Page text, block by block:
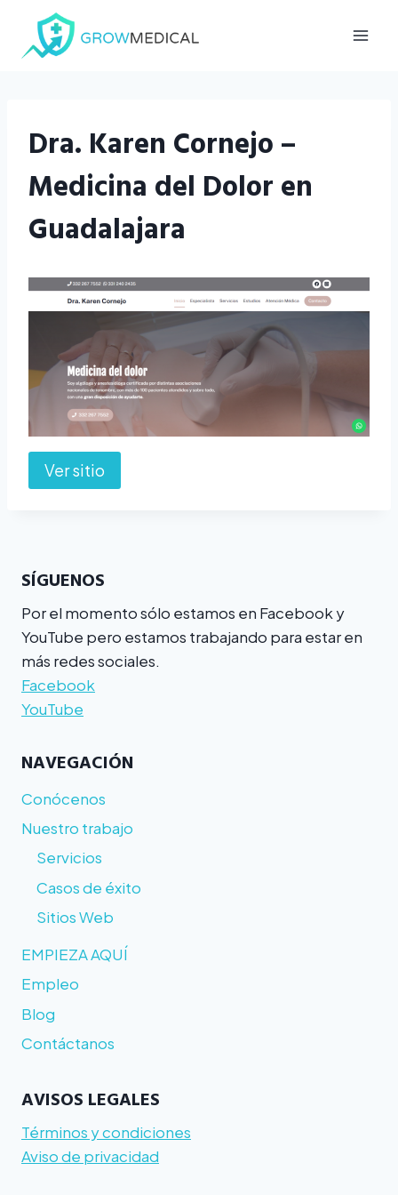
contenido
Dra. Karen Cornejo –
Medicina del Dolor en
Guadalajara
Ver sitio
SÍGUENOS
Por el momento sólo estamos en Facebook y
YouTube pero estamos trabajando para estar en
más redes sociales.
Facebook
YouTube
NAVEGACIÓN
Conócenos
Nuestro trabajo
Servicios
Casos de éxito
Sitios Web
EMPIEZA AQUÍ
Empleo
Blog
Contáctanos
AVISOS LEGALES
Términos y condiciones
Aviso de privacidad